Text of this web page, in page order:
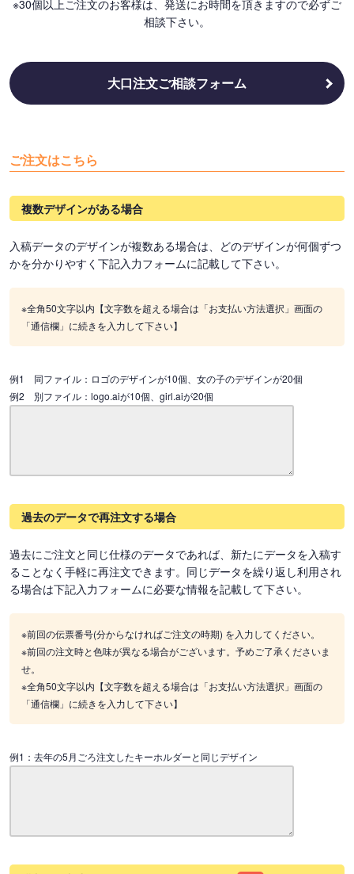
※30個以上ご注文のお客様は、発送にお時間を頂きますので必ずご
相談下さい。
大口注文ご相談フォーム
ご注文はこちら
複数デザインがある場合
入稿データのデザインが複数ある場合は、どのデザインが何個ずつ
かを分かりやすく下記入力フォームに記載して下さい。
※全角50文字以内【文字数を超える場合は「お支払い方法選択」画面の
「通信欄」に続きを入力して下さい】
例1 同ファイル：ロゴのデザインが10個、女の子のデザインが20個
例2 別ファイル：logo.aiが10個、girl.aiが20個
過去のデータで再注文する場合
過去にご注文と同じ仕様のデータであれば、新たにデータを入稿す
ることなく手軽に再注文できます。同じデータを繰り返し利用され
る場合は下記入力フォームに必要な情報を記載して下さい。
※前回の伝票番号(分からなければご注文の時期) を入力してください。
※前回の注文時と色味が異なる場合がございます。予めご了承くださいま
せ。
※全角50文字以内【文字数を超える場合は「お支払い方法選択」画面の
「通信欄」に続きを入力して下さい】
例1：去年の5月ごろ注文したキーホルダーと同じデザイン